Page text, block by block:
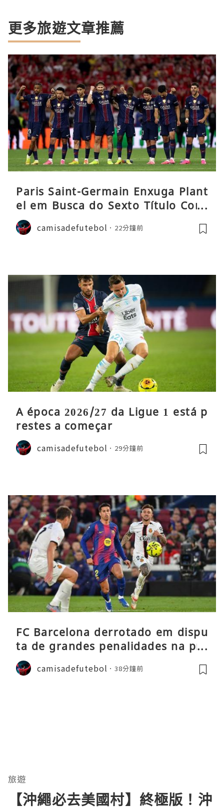
更多旅遊文章推薦
Paris Saint-Germain Enxuga Plant
el em Busca do Sexto Título Cons
ecutivo da Liga
camisadefutebol 22分鐘前
A época 2026/27 da Ligue 1 está p
restes a começar
camisadefutebol 29分鐘前
FC Barcelona derrotado em dispu
ta de grandes penalidades na pré
-época
camisadefutebol 38分鐘前
旅遊
【沖繩必去美國村】終極版！沖